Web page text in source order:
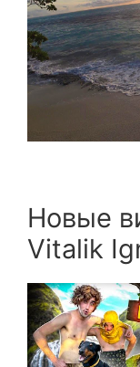
Новые
Vitalik